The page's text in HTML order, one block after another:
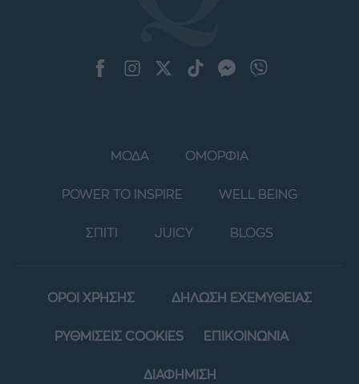
ΜΟΔΑ ΟΜΟΡΦΙΑ
POWER TO INSPIRE WELL BEING
ΣΠΙΤΙ JUICY BLOGS
ΟΡΟΙ ΧΡΗΣΗΣ ΔΗΛΩΣΗ ΕΧΕΜΥΘΕΙΑΣ
ΡΥΘΜΙΣΕΙΣ COOKIES ΕΠΙΚΟΙΝΩΝΙΑ
ΔΙΑΦΗΜΙΣΗ